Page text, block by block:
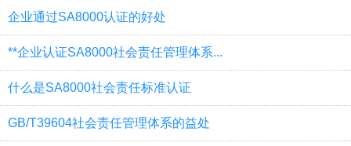
企业通过SA8000认证的好处
**企业认证SA8000社会责任管理体系...
什么是SA8000社会责任标准认证
GB/T39604社会责任管理体系的益处